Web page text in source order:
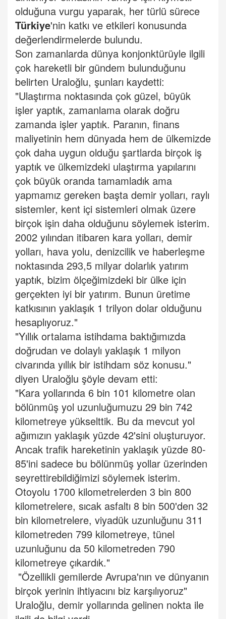
olduğuna vurgu yaparak, her türlü sürece
Türkiye'nin katkı ve etkileri konusunda
değerlendirmelerde bulundu.
Son zamanlarda dünya konjonktürüyle ilgili
çok hareketli bir gündem bulunduğunu
belirten Uraloğlu, şunları kaydetti:
"Ulaştırma noktasında çok güzel, büyük
işler yaptık, zamanlama olarak doğru
zamanda işler yaptık. Paranın, finans
maliyetinin hem dünyada hem de ülkemizde
çok daha uygun olduğu şartlarda birçok iş
yaptık ve ülkemizdeki ulaştırma yapılarını
çok büyük oranda tamamladık ama
yapmamız gereken başta demir yolları, raylı
sistemler, kent içi sistemleri olmak üzere
birçok işin daha olduğunu söylemek isterim.
2002 yılından itibaren kara yolları, demir
yolları, hava yolu, denizcilik ve haberleşme
noktasında 293,5 milyar dolarlık yatırım
yaptık, bizim ölçeğimizdeki bir ülke için
gerçekten iyi bir yatırım. Bunun üretime
katkısının yaklaşık 1 trilyon dolar olduğunu
hesaplıyoruz."
"Yıllık ortalama istihdama baktığımızda
doğrudan ve dolaylı yaklaşık 1 milyon
civarında yıllık bir istihdam söz konusu."
diyen Uraloğlu şöyle devam etti:
"Kara yollarında 6 bin 101 kilometre olan
bölünmüş yol uzunluğumuzu 29 bin 742
kilometreye yükselttik. Bu da mevcut yol
ağımızın yaklaşık yüzde 42'sini oluşturuyor.
Ancak trafik hareketinin yaklaşık yüzde 80-
85'ini sadece bu bölünmüş yollar üzerinden
seyrettirebildiğimizi söylemek isterim.
Otoyolu 1700 kilometrelerden 3 bin 800
kilometrelere, sıcak asfaltı 8 bin 500'den 32
bin kilometrelere, viyadük uzunluğunu 311
kilometreden 799 kilometreye, tünel
uzunluğunu da 50 kilometreden 790
kilometreye çıkardık."
"Özellikli gemilerde Avrupa'nın ve dünyanın
birçok yerinin ihtiyacını biz karşılıyoruz"
Uraloğlu, demir yollarında gelinen nokta ile